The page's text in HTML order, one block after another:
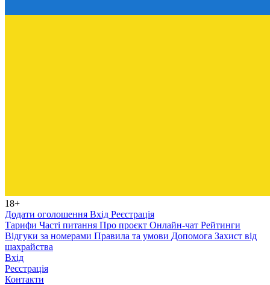
18+
Додати оголошення Вхід Реєстрація
Тарифи Часті питання Про проєкт Онлайн-чат Рейтинги
Відгуки за номерами Правила та умови Допомога Захист від
шахрайства
Вхід
Реєстрація
Контакти